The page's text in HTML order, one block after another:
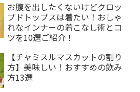
お腹を出したくないけどクロッ
プドトップスは着たい！おしゃ
れなインナーの着こなし術とコ
ツを10選ご紹介！
【チャミスルマスカットの割り
方】美味しい！おすすめの飲み
方13選